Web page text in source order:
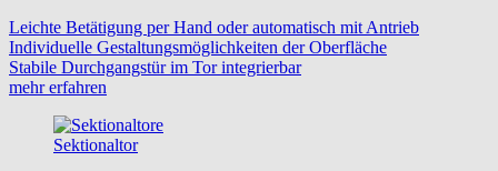
Leichte Betätigung per Hand oder automatisch mit Antrieb
Individuelle Gestaltungsmöglichkeiten der Oberfläche
Stabile Durchgangstür im Tor integrierbar
mehr erfahren
Sektionaltor